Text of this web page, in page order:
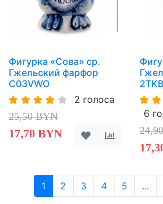
Фигурка «Сова» ср.
Гжельский фарфор
C03VWO
2 голоса
25,50 BYN
17,70 BYN
6
1 2 3 4 5 ...